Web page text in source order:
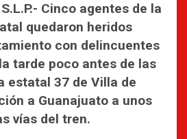
Cinco agentes de la
quedaron heridos
con delincuentes
tarde poco antes de las
estatal 37 de Villa de
a Guanajuato a unos
vías del tren.